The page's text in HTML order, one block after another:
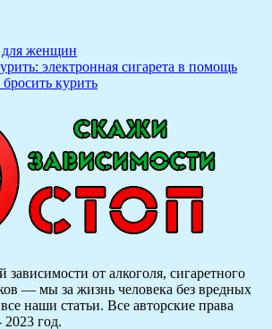
для женщин
электронная сигарета в помощь
курить
от алкоголя, сигаретного
— мы за жизнь человека без вредных
наши статьи. Все авторские права
год.